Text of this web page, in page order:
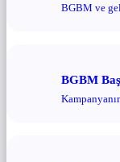
BGBM ve
BGBM